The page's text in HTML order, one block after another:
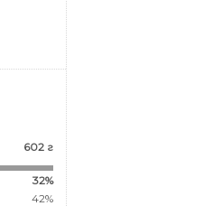
602 г
32%
42%